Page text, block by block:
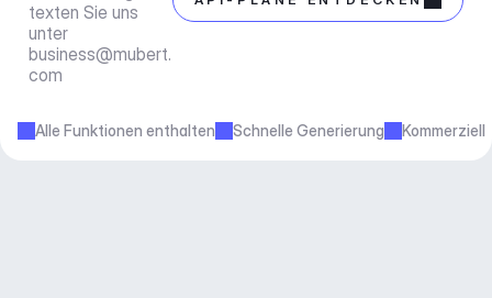
texten Sie uns
business@mubert.
com
Alle Funktionen enthalten Schnelle Generierung